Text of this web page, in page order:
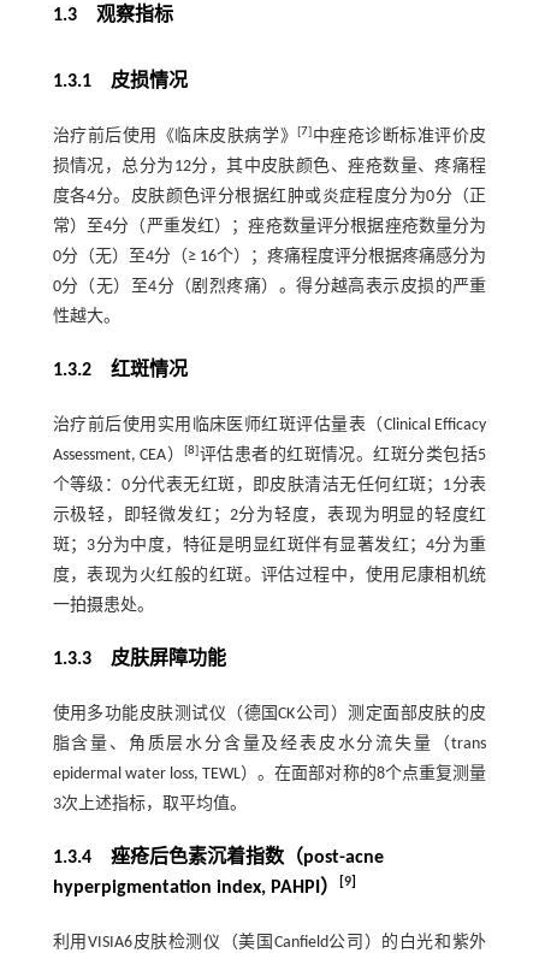
1.3 观察指标
1.3.1 皮损情况
治疗前后使用《临床皮肤病学》[7] 中痤疮诊断标准评价皮
损情况，总分为12分，其中皮肤颜色、痤疮数量、疼痛程
度各4分。皮肤颜色评分根据红肿或炎症程度分为0分（正
常）至4分（严重发红）；痤疮数量评分根据痤疮数量分为
0分（无）至4分（≥ 16个）；疼痛程度评分根据疼痛感分为
0分（无）至4分（剧烈疼痛）。得分越高表示皮损的严重
性越大。
1.3.2 红斑情况
治疗前后使用实用临床医师红斑评估量表（Clinical Efficacy
Assessment, CEA）[8]评估患者的红斑情况。红斑分类包括5
个等级：0分代表无红斑，即皮肤清洁无任何红斑；1分表
示极轻，即轻微发红；2分为轻度，表现为明显的轻度红
斑；3分为中度，特征是明显红斑伴有显著发红；4分为重
度，表现为火红般的红斑。评估过程中，使用尼康相机统
一拍摄患处。
1.3.3 皮肤屏障功能
使用多功能皮肤测试仪（德国CK公司）测定面部皮肤的皮
脂含量、角质层水分含量及经表皮水分流失量（trans
epidermal water loss, TEWL）。在面部对称的8个点重复测量
3次上述指标，取平均值。
1.3.4 痤疮后色素沉着指数（post-acne
hyperpigmentation index, PAHPI）
[9]
利用VISIA6皮肤检测仪（美国Canfield公司）的白光和紫外